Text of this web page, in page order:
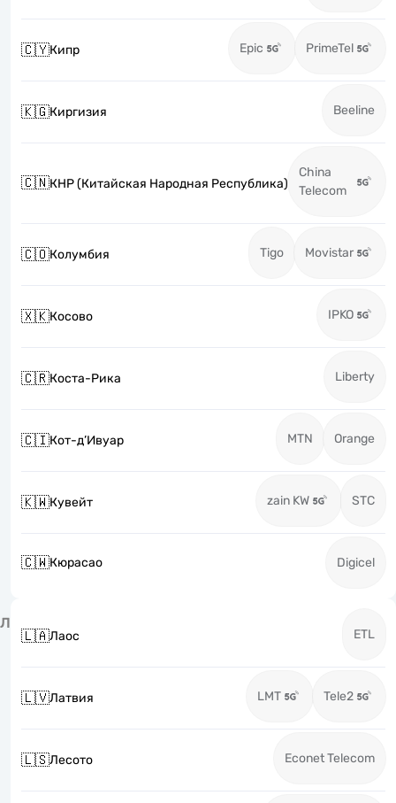
🇨🇾Кипр Epic PrimeTel
🇰🇬Киргизия Beeline
🇨🇳КНР (Китайская Народная Республика)
China
Telecom
🇨🇴Колумбия Tigo Movistar
🇽🇰Косово IPKO
🇨🇷Коста-Рика Liberty
🇨🇮Кот-д’Ивуар MTN Orange
🇰🇼Кувейт zain KW STC
🇨🇼Кюрасао Digicel
Л
🇱🇦Лаос ETL
🇱🇻Латвия LMT Tele2
🇱🇸Лесото Econet Telecom